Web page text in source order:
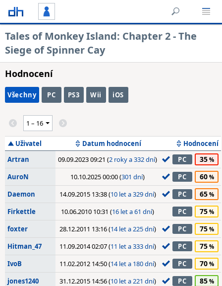
Tales of Monkey Island: Chapter 2 - The
Siege of Spinner Cay
Hodnocení
Všechny PC PS3 Wii iOS
Uživatel Datum hodnocení
Hodnocení
Artran
09.09.2023 09:21 (2 roky a 332 dní) PC 35
AuroN 10.10.2025 00:00 (301 dní) PC 60
Daemon 14.09.2015 13:38 (10 let a 329 dní) PC 65
Firkettle 10.06.2010 10:31 (16 let a 61 dní) PC 75
foxter 28.12.2011 13:16 (14 let a 225 dní) PC 75
Hitman_47 11.09.2014 02:07 (11 let a 333 dní) PC 75
IvoB 11.02.2012 14:50 (14 let a 180 dní) PC 70
jones1240 31.12.2015 14:56 (10 let a 221 dní) PC 85